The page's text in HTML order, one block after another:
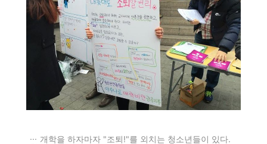
개학을 하자마자 "조퇴!"를 외치는 청소년들이 있다.